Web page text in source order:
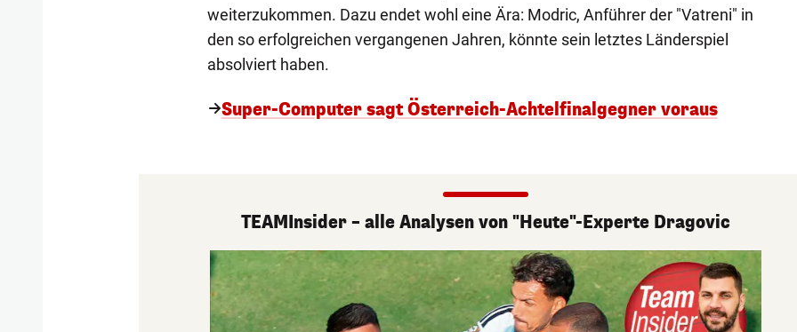
weiterzukommen. Dazu endet wohl eine Ära: Modric, Anführer der "Vatreni" in
den so erfolgreichen vergangenen Jahren, könnte sein letztes Länderspiel
absolviert haben.
Super-Computer sagt Österreich-Achtelfinalgegner voraus
TEAMInsider – alle Analysen von "Heute"-Experte Dragovic